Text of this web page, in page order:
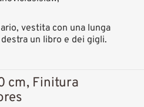
vestita con una lunga
un libro e dei gigli.
cm, Finitura